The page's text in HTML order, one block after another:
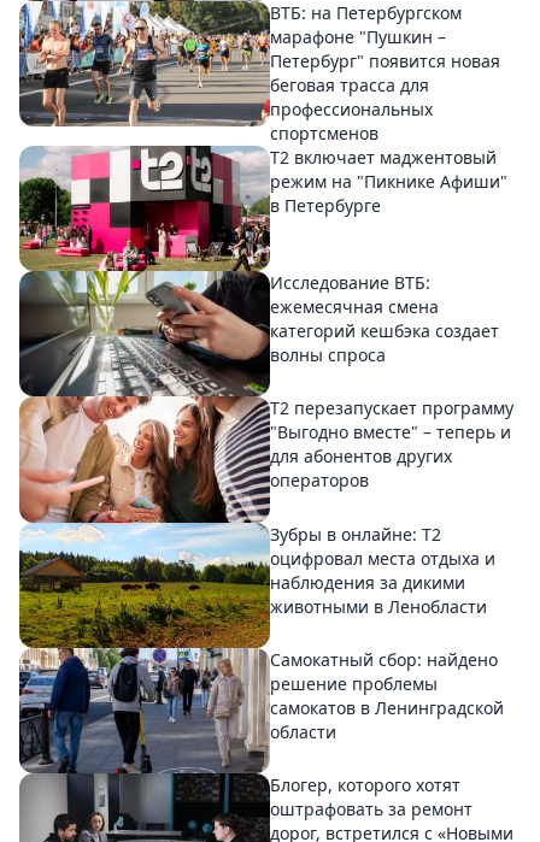
ВТБ: на Петербургском
марафоне "Пушкин –
Петербург" появится новая
беговая трасса для
профессиональных
спортсменов
Т2 включает маджентовый
режим на "Пикнике Афиши"
в Петербурге
Исследование ВТБ:
ежемесячная смена
категорий кешбэка создает
волны спроса
Т2 перезапускает программу
"Выгодно вместе" – теперь и
для абонентов других
операторов
Зубры в онлайне: Т2
оцифровал места отдыха и
наблюдения за дикими
животными в Ленобласти
Самокатный сбор: найдено
решение проблемы
самокатов в Ленинградской
области
Блогер, которого хотят
оштрафовать за ремонт
дорог, встретился с «Новыми